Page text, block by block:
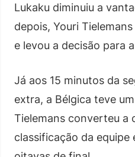
Lukaku diminuiu a
depois, Youri
e levou a decisão para
Já aos 15 minutos da
extra, a Bélgica teve
Tielemans converteu a
classificação da equipe